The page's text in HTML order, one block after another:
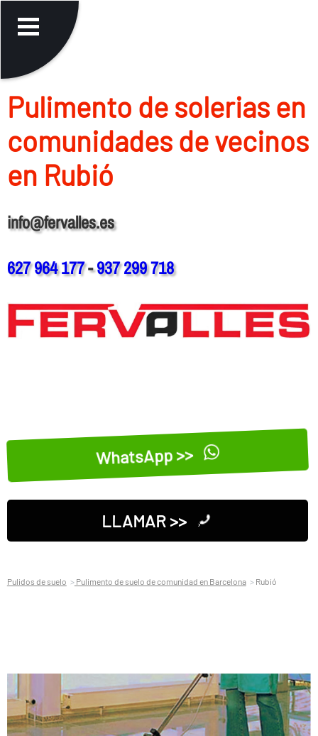
Pulimento de solerias en
comunidades de vecinos
en Rubió
info@fervalles.es
627 964 177-937 299 718
WhatsApp >>
LLAMAR >>
Pulidos de suelo Pulimento de suelo de comunidad en Barcelona Rubió